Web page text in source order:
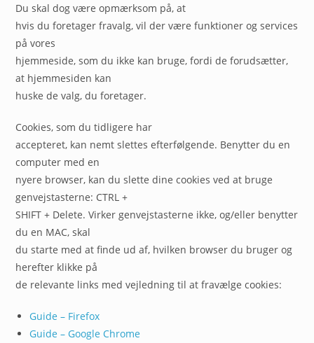
Du skal dog være opmærksom på, at
hvis du foretager fravalg, vil der være funktioner og services
på vores
hjemmeside, som du ikke kan bruge, fordi de forudsætter,
at hjemmesiden kan
huske de valg, du foretager.
Cookies, som du tidligere har
accepteret, kan nemt slettes efterfølgende. Benytter du en
computer med en
nyere browser, kan du slette dine cookies ved at bruge
genvejstasterne: CTRL +
SHIFT + Delete. Virker genvejstasterne ikke, og/eller benytter
du en MAC, skal
du starte med at finde ud af, hvilken browser du bruger og
herefter klikke på
de relevante links med vejledning til at fravælge cookies:
Guide – Firefox
Guide – Google Chrome